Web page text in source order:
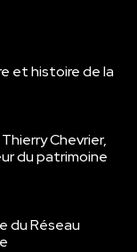
et histoire de la
Chevrier,
du patrimoine
du Réseau